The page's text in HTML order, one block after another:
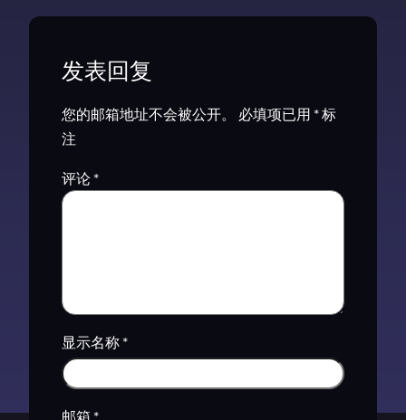
发表回复
您的邮箱地址不会被公开。 必填项已用 *标
注
评论 *
显示名称 *
邮箱 *